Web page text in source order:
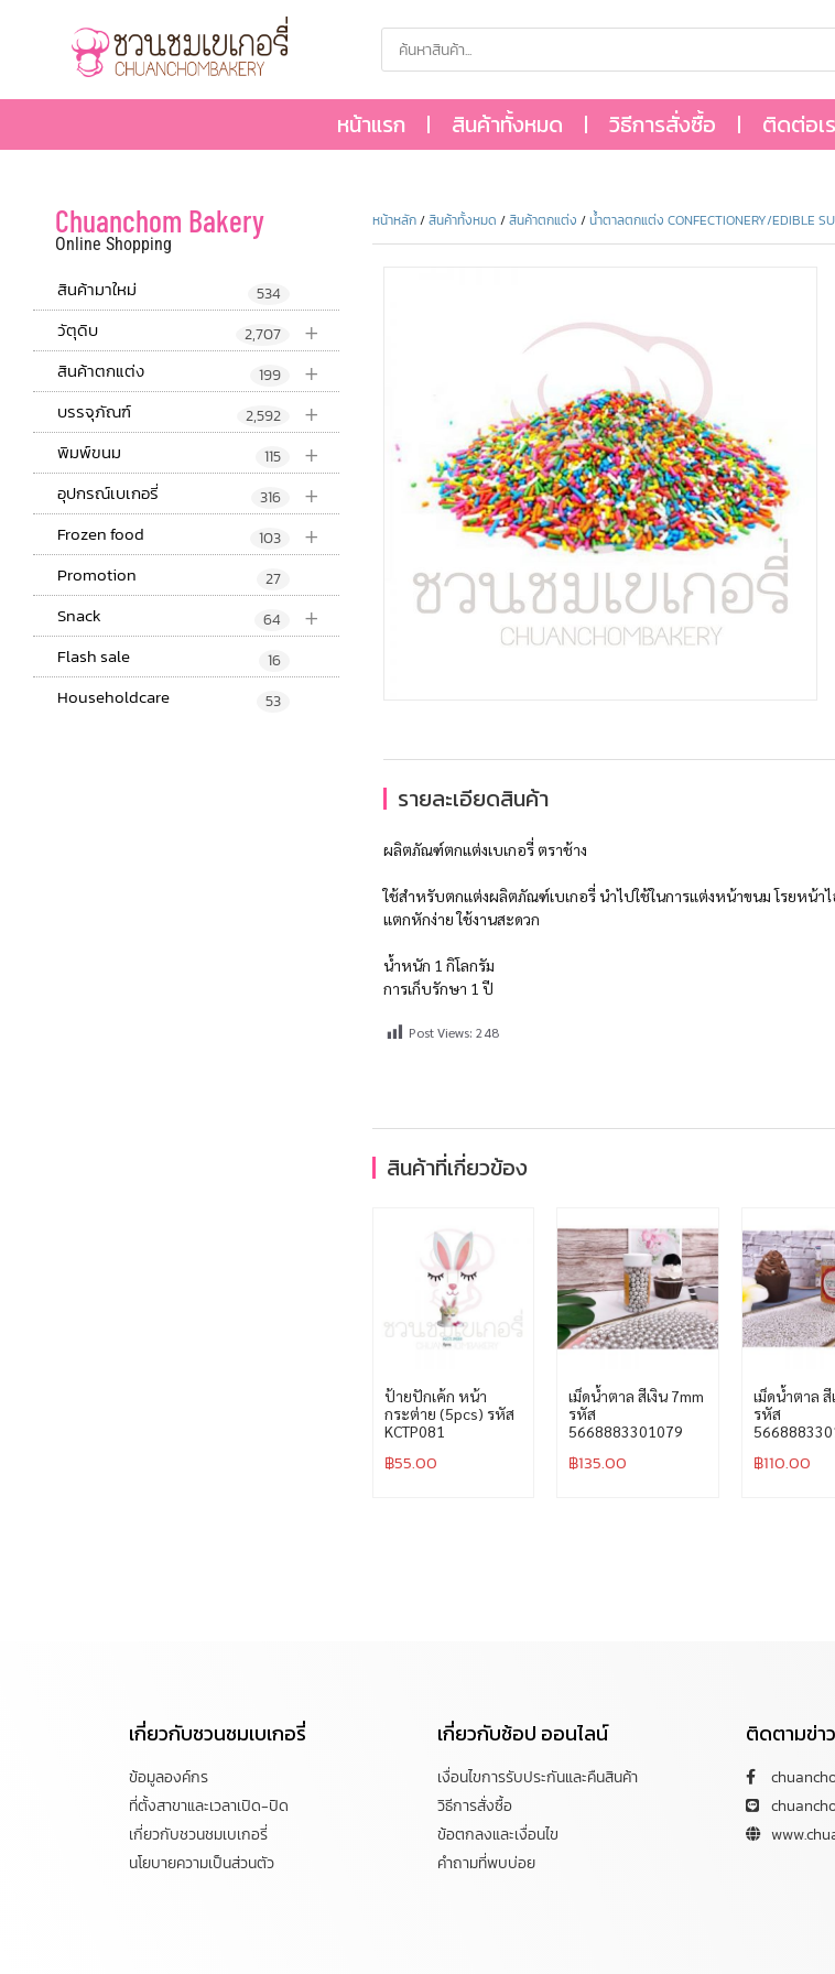
หน้าแรก สินค้าทั้งหมด วิธีการสั่งซื้อ ติดต่อเ
Chuanchom Bakery
Online Shopping
สินค้ามาใหม่ 534
+
วัตุดิบ 2,707
+
สินค้าตกแต่ง 199
+
บรรจุภัณฑ์ 2,592
+
พิมพ์ขนม 115
+
อุปกรณ์เบเกอรี่ 316
+
Frozen food 103
Promotion 27
+
Snack 64
Flash sale 16
Householdcare 53
หน้าหลัก/สินค้าทั้งหมด /สินค้าตกแต่ง /น้ำตาลตกแต่ง CONFECTIONERY/EDIBLE
ใช้สำหรับตกแต่งผลิตภัณฑ์เบเกอรี่ นำไปใช้ในการแต่งหน้าขนม โรยหน้
การเก็บรักษา 1 ปี
Post Views: 248
สินค้าที่เกี่ยวข้อง
ป้ายปักเค้ก หน้า
กระต่าย (5pcs) รหัส
KCTP081
55.00
เม็ดน้ำตาล สีเงิน 7mm
รหัส
5668883301079
฿135.00
เม็ดน้ำตาล สี
รหัส
฿110.00
นโยบายความเป็นส่วนตัว
คำถามที่พบบ่อย
Copyright © 2012–2023 chuanchombakery.com